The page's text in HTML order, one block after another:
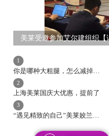
美莱受邀参加艾尔建组织
1
2
上海美莱国庆大优惠，提前了
3